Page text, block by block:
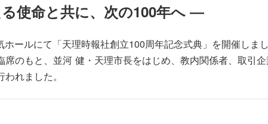
使命と共に、次の100年へ ―
ールにて「天理時報社創立100周年記念式典」を開催しまし
席のもと、並河 健・天理市長をはじめ、教内関係者、取引
れました。